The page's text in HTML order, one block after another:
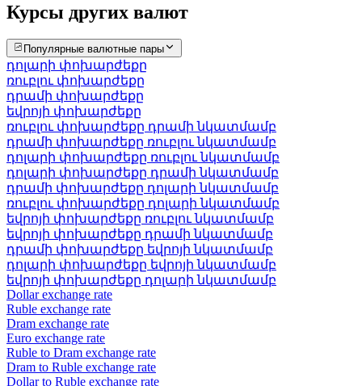
Курсы других валют
Популярные валютные пары
դոլարի փոխարժեքը
ռուբլու փոխարժեքը
դրամի փոխարժեքը
եվրոյի փոխարժեքը
ռուբլու փոխարժեքը դրամի նկատմամբ
դրամի փոխարժեքը ռուբլու նկատմամբ
դոլարի փոխարժեքը ռուբլու նկատմամբ
դոլարի փոխարժեքը դրամի նկատմամբ
դրամի փոխարժեքը դոլարի նկատմամբ
ռուբլու փոխարժեքը դոլարի նկատմամբ
եվրոյի փոխարժեքը ռուբլու նկատմամբ
եվրոյի փոխարժեքը դրամի նկատմամբ
դրամի փոխարժեքը եվրոյի նկատմամբ
դոլարի փոխարժեքը եվրոյի նկատմամբ
եվրոյի փոխարժեքը դոլարի նկատմամբ
Dollar exchange rate
Ruble exchange rate
Dram exchange rate
Euro exchange rate
Ruble to Dram exchange rate
Dram to Ruble exchange rate
Dollar to Ruble exchange rate